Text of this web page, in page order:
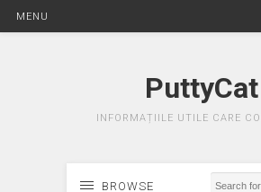
MENU
PuttyCat
INFORMAȚIILE UTILE CARE
BROWSE